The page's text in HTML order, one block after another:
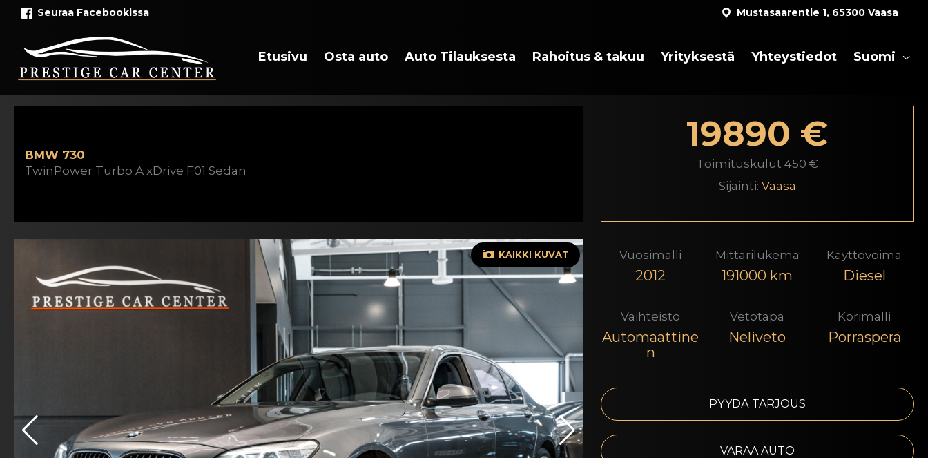
Siirry
Seuraa Facebookissa Mustasaarentie 1, 65300 Vaasa
Etusivu Osta auto Auto Tilauksesta Rahoitus & takuu Yrityksestä Yhteystiedot Suomi
BMW 730
TwinPower Turbo A xDrive F01 Sedan
19890 €
Toimituskulut 450 €
Sijainti: Vaasa
KAIKKI KUVAT Vuosimalli
2012
Mittarilukema
191000 km
Käyttövoima
Diesel
Vaihteisto
Automaattine
n
Vetotapa
Neliveto
Korimalli
Porrasperä
PYYDÄ TARJOUS
VARAA AUTO